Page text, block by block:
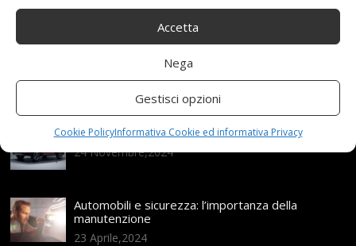
Accetta
Nega
Gestisci opzioni
Cookie PolicyInformativa Cookie ed informativa Privacy
da sapere
Range Rover: un’icona tra i luxury SUV
25 Novembre,2024
Nuova MG ZS Hybrid+: i SUV si fanno ibridi
24 Novembre,2024
Automobili e sicurezza: l’importanza della
manutenzione
23 Aprile,2024